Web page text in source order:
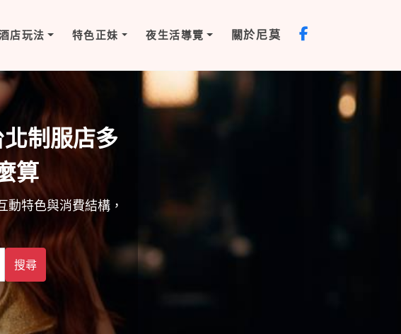
店玩法 特色正妹 夜生活導覽 關於尼莫
制服店多
算
特色與消費結構，
搜尋